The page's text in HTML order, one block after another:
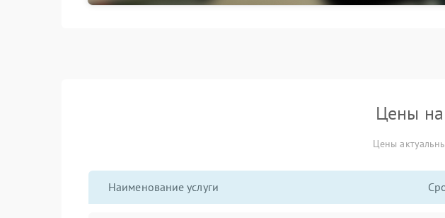
Цены на
Цены
Наименование услуги